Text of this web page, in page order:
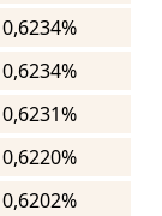
0,6234%
0,6234%
0,6231%
0,6220%
0,6202%